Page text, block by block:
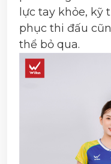
lực tay khỏe, kỹ
phục thi đấu
thể bỏ qua.